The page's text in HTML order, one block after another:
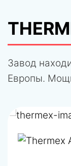
Завод
Европы.